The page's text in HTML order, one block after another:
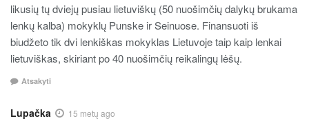
likusių tų dviejų pusiau lietuviškų (50 nuošimčių dalykų brukama
lenkų kalba) mokyklų Punske ir Seinuose. Finansuoti iš
biudžeto tik dvi lenkiškas mokyklas Lietuvoje taip kaip lenkai
lietuviškas, skiriant po 40 nuošimčių reikalingų lėšų.
Atsakyti
Lupačka 15 metų ago